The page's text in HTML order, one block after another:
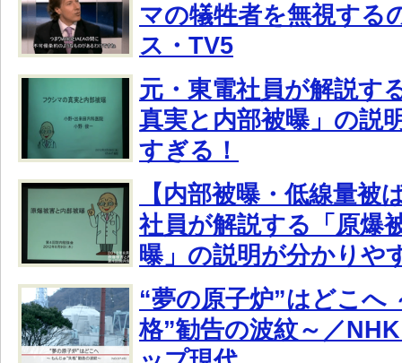
マの犠牲者を無視する
ス・TV5
元・東電社員が解説す
真実と内部被曝」の説
すぎる！
【内部被曝・低線量被
社員が解説する「原爆
曝」の説明が分かりや
“夢の原子炉”はどこへ
格”勧告の波紋～／